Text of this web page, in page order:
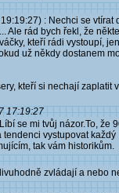
: Nechci se
Ale rád bych řekl, že
kteří rádi vystoupí,
už někdy dostanem
kteří si nechají zaplatit
17:19:27
se mi tvůj názor.To,
vystupovat
tak vám historikům.
zvládají a nebo